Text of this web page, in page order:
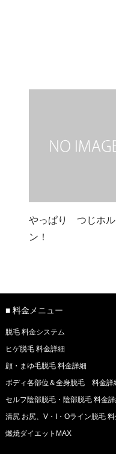
やっぱり つじホル
ン！
■ 料金メニュー
脱毛 料金システム
ヒゲ脱毛 料金詳細
顔・まゆ毛脱毛 料金詳細
ボディ各部位＆全身脱毛 料金詳
セルフ陰部脱毛・陰部脱毛 料金
清尻 お尻、V・I・Oライン脱毛
燃焼ダイエットMAX